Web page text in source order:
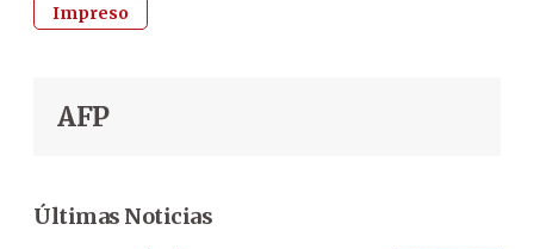
Impreso
AFP
Últimas Noticias